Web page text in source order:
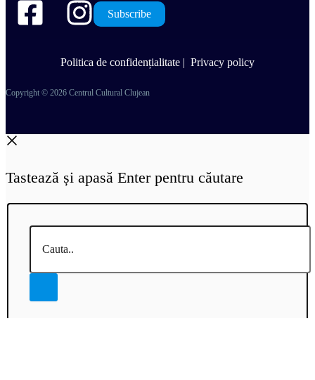
Subscribe
Politica de confidențialitate | Privacy policy
Copyright © 2026 Centrul Cultural Clujean
Tastează și apasă Enter pentru căutare